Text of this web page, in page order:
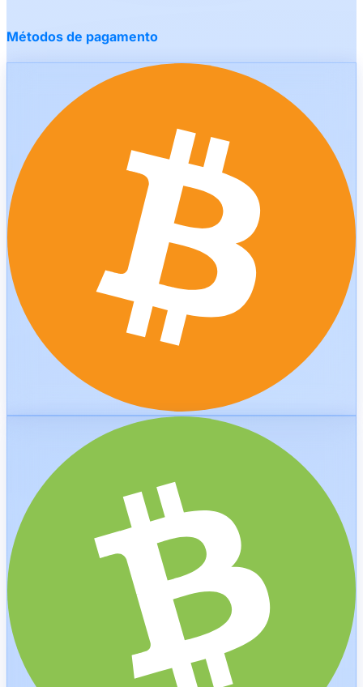
Métodos de pagamento